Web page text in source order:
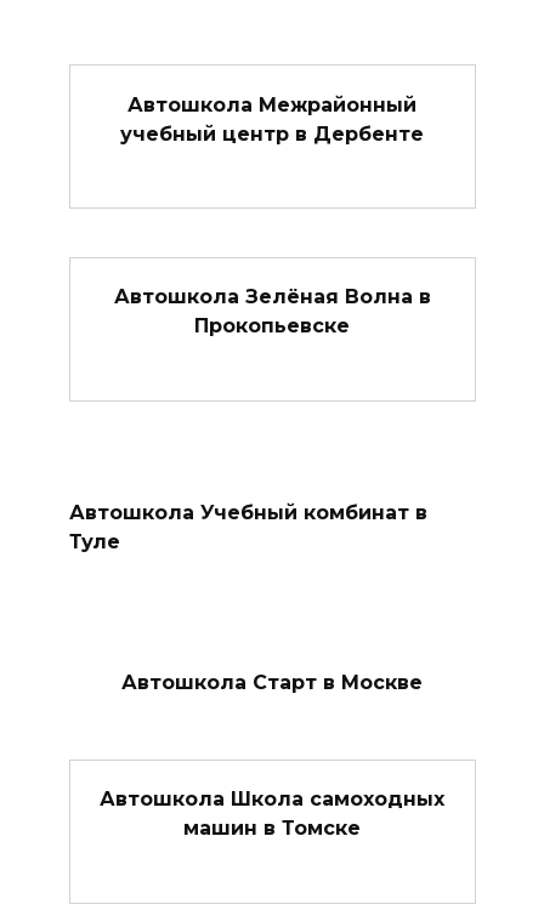
Автошкола Межрайонный
учебный центр в Дербенте
Автошкола Зелёная Волна в
Прокопьевске
Автошкола Учебный комбинат в
Туле
Автошкола Старт в Москве
Автошкола Школа самоходных
машин в Томске